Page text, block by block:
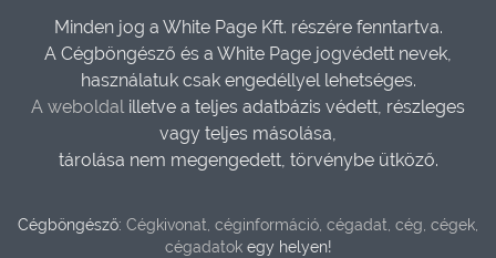
Minden jog a White Page Kft. részére fenntartva.
A Cégböngésző és a White Page jogvédett nevek,
használatuk csak engedéllyel lehetséges.
A weboldal illetve a teljes adatbázis védett, részleges
vagy teljes másolása,
tárolása nem megengedett, törvénybe ütköző.
Cégböngésző: Cégkivonat, céginformáció, cégadat, cég, cégek,
cégadatokegy helyen!